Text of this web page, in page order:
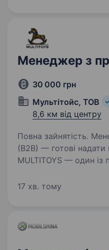
Менеджер з
30 000 грн
Мультітойс, ТОВ
8,6 км від центру
Повна зайнятість. Менеджер з продажу
(B2B) — готові надати
MULTITOYS — один із
річною історією. Ми
17 хв. тому